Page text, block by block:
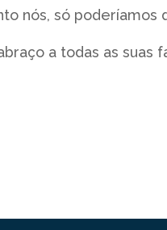
nós, só
a todas as suas